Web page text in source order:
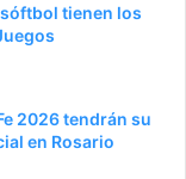
tienen los
2026 tendrán su
en Rosario